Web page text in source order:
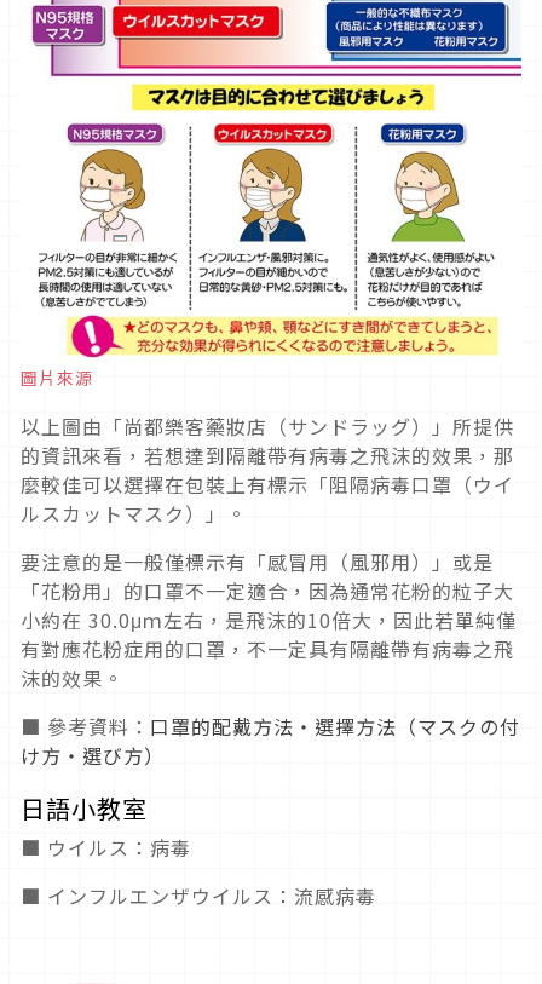
圖片來源
以上圖由「尚都樂客藥妝店（サンドラッグ）」所提供
的資訊來看，若想達到隔離帶有病毒之飛沫的效果，那
麼較佳可以選擇在包裝上有標示「阻隔病毒口罩（ウイ
ルスカットマスク）」。
要注意的是一般僅標示有「感冒用（風邪用）」或是
「花粉用」的口罩不一定適合，因為通常花粉的粒子大
小約在 30.0μｍ左右，是飛沫的10倍大，因此若單純僅
有對應花粉症用的口罩，不一定具有隔離帶有病毒之飛
沫的效果。
■ 參考資料： 口罩的配戴方法・選擇方法（マスクの付
け方・選び方）
日語小教室
■ ウイルス：病毒
■ インフルエンザウイルス：流感病毒